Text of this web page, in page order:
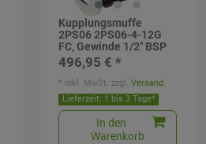
Kupplungsmuffe
2PS06 2PS06-4-12G
FC, Gewinde 1/2" BSP
496,95 € *
Lieferzeit: 1 bis 3 Tage*
In den
Warenkorb
* inkl. MwSt. zzgl.Versand